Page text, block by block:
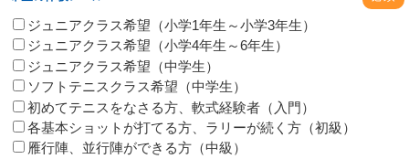
ジュニアクラス希望（小学1年生～小学3年生）
ジュニアクラス希望（小学4年生～6年生）
ジュニアクラス希望（中学生）
ソフトテニスクラス希望（中学生）
初めてテニスをなさる方、軟式経験者（入門）
各基本ショットが打てる方、ラリーが続く方（初級）
雁行陣、並行陣ができる方（中級）